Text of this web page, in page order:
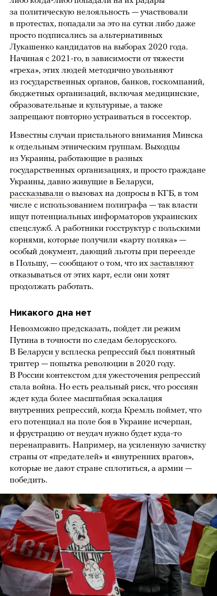
за политическую нелояльность — участвовали
в протестах, попадали за это на сутки либо даже
просто подписались за альтернативных
Лукашенко кандидатов на выборах 2020 года.
Начиная с 2021-го, в зависимости от тяжести
«греха», этих людей методично увольняют
из государственных органов, банков, госкомпаний,
бюджетных организаций, включая медицинские,
образовательные и культурные, а также
запрещают повторно устраиваться в госсектор.
Известны случаи пристального внимания Минска
к отдельным этническим группам. Выходцы
из Украины, работающие в разных
государственных организациях, и просто граждане
Украины, давно живущие в Беларуси,
рассказывали о вызовах на допросы в КГБ, в том
числе с использованием полиграфа — так власти
ищут потенциальных информаторов украинских
спецслужб. А работники госструктур с польскими
корнями, которые получили «карту поляка» —
особый документ, дающий льготы при переезде
в Польшу, — сообщают о том, что их заставляют
отказываться от этих карт, если они хотят
продолжать работать.
Никакого дна нет
Невозможно предсказать, пойдет ли режим
Путина в точности по следам белорусского.
В Беларуси у всплеска репрессий был понятный
триггер — попытка революции в 2020 году.
В России контекстом для ужесточения репрессий
стала война. Но есть реальный риск, что россиян
ждет куда более масштабная эскалация
внутренних репрессий, когда Кремль поймет, что
его потенциал на поле боя в Украине исчерпан,
и фрустрацию от неудач нужно будет куда-то
перенаправить. Например, на усиленную зачистку
страны от «предателей» и «внутренних врагов»,
которые не дают стране сплотиться, а армии —
победить.